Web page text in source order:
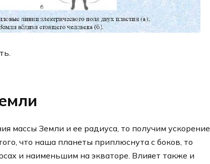
массы Земли и ее радиуса, то получим ускорение
что наша планеты приплюснута с боков, то
и наименьшим на экваторе. Влияет также и